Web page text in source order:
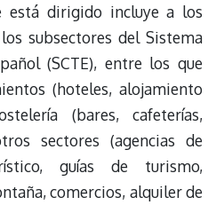
está dirigido incluye a los
subsectores del Sistema
(SCTE), entre los que
(hoteles, alojamiento
(bares, cafeterías,
sectores (agencias de
guías de turismo,
comercios, alquiler de